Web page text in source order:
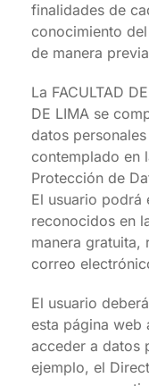
finalidades de
conocimiento
de manera
La FACULTAD
DE LIMA se
datos
contemplado en
Protección de
El usuario podrá
reconocidos en
manera gratuita,
correo
El usuario
esta página web
acceder a datos
ejemplo, el